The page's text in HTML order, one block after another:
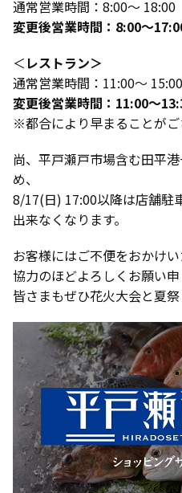
通常営業時間：8:00～ 18:00
変更後営業時間：8:00～
＜ レストラン＞
通常営業時間：11:00～
変更後営業時間：11:00～
※都合により早まることがご
尚、平戸瀬戸市場含む田平
め、
8/17(日) 17:00以降は店舗駐
出来なくなります。
お客様にはご不便をおかけ
協力のほどよろしくお願い申
皆さまもぜひ花火大会と夏祭